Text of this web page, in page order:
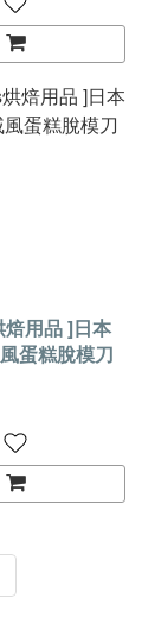
用品 ]日本
蛋糕脫模刀